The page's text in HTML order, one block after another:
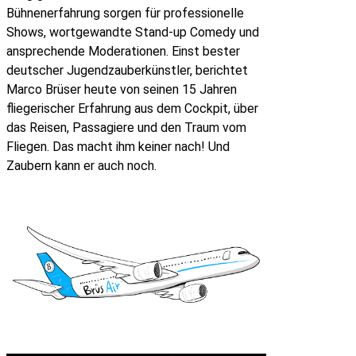
Bühnenerfahrung sorgen für professionelle
Shows, wortgewandte Stand-up Comedy und
ansprechende Moderationen. Einst bester
deutscher Jugendzauberkünstler, berichtet
Marco Brüser heute von seinen 15 Jahren
fliegerischer Erfahrung aus dem Cockpit, über
das Reisen, Passagiere und den Traum vom
Fliegen. Das macht ihm keiner nach! Und
Zaubern kann er auch noch.